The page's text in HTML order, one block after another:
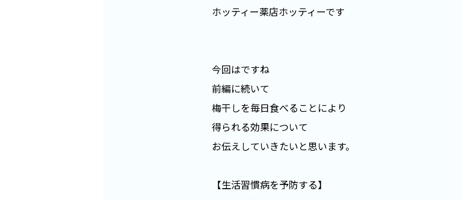
ホッティー薬店ホッティーです
今回はですね
前編に続いて
梅干しを毎日食べることにより
得られる効果について
お伝えしていきたいと思います。
【生活習慣病を予防する】